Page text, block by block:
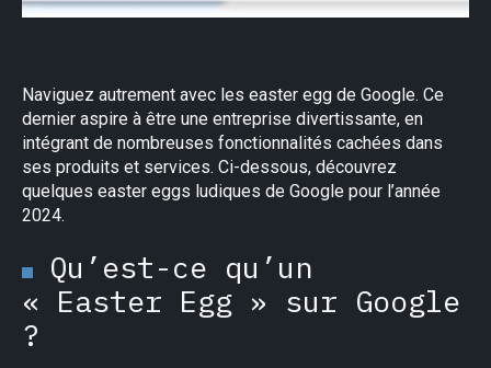
Naviguez autrement avec les easter egg de Google. Ce
dernier aspire à être une entreprise divertissante, en
intégrant de nombreuses fonctionnalités cachées dans
ses produits et services. Ci-dessous, découvrez
quelques easter eggs ludiques de Google pour l’année
2024.
Qu’est-ce qu’un
« Easter Egg » sur Google
?